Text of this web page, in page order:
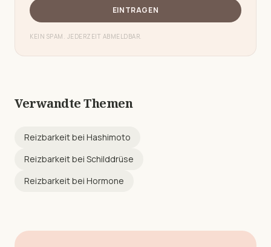
EINTRAGEN
KEIN SPAM. JEDERZEIT ABMELDBAR.
Verwandte Themen
Reizbarkeitbei Hashimoto
Reizbarkeitbei Schilddrüse
Reizbarkeitbei Hormone